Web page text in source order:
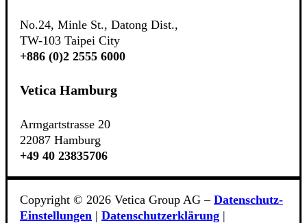
No.24, Minle St., Datong Dist.,
TW-103 Taipei City
+886 (0)2 2555 6000
Vetica Hamburg
Armgartstrasse 20
22087 Hamburg
+49 40 23835706
Copyright © 2026 Vetica Group AG – Datenschutz-
Einstellungen | Datenschutzerklärung |